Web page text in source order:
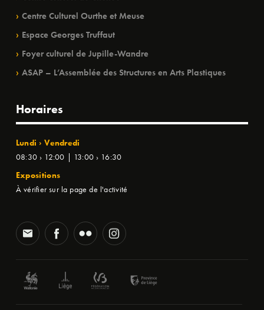
Centre Culturel Ourthe et Meuse
Espace Georges Truffaut
Foyer culturel de Jupille-Wandre
ASAP – L’Assemblée des Structures en Arts Plastiques
Horaires
Lundi › Vendredi
08:30 › 12:00 | 13:00 › 16:30
Expositions
À vérifier sur la page de l'activité